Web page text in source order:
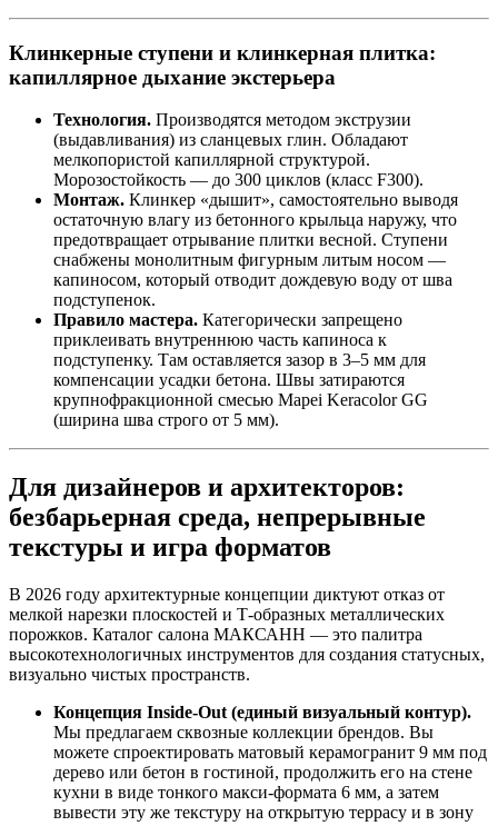
Клинкерные ступени и клинкерная плитка:
капиллярное дыхание экстерьера
Технология. Производятся методом экструзии
(выдавливания) из сланцевых глин. Обладают
мелкопористой капиллярной структурой.
Морозостойкость — до 300 циклов (класс F300).
Монтаж. Клинкер «дышит», самостоятельно выводя
остаточную влагу из бетонного крыльца наружу, что
предотвращает отрывание плитки весной. Ступени
снабжены монолитным фигурным литым носом —
капиносом, который отводит дождевую воду от шва
подступенок.
Правило мастера. Категорически запрещено
приклеивать внутреннюю часть капиноса к
подступенку. Там оставляется зазор в 3–5 мм для
компенсации усадки бетона. Швы затираются
крупнофракционной смесью Mapei Keracolor GG
(ширина шва строго от 5 мм).
Для дизайнеров и архитекторов:
безбарьерная среда, непрерывные
текстуры и игра форматов
В 2026 году архитектурные концепции диктуют отказ от
мелкой нарезки плоскостей и Т‑образных металлических
порожков. Каталог салона МАКСАНН — это палитра
высокотехнологичных инструментов для создания статусных,
визуально чистых пространств.
Концепция Inside‑Out (единый визуальный контур).
Мы предлагаем сквозные коллекции брендов. Вы
можете спроектировать матовый керамогранит 9 мм под
дерево или бетон в гостиной, продолжить его на стене
кухни в виде тонкого макси‑формата 6 мм, а затем
вывести эту же текстуру на открытую террасу и в зону